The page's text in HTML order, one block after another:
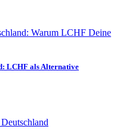
LCHF als Alternative